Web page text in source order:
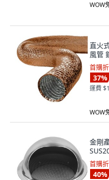
WOW
直火
風管
首購
37%
運費
WOW
金剛
首購
40%